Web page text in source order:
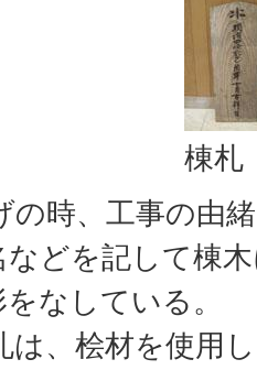
棟札
の時、工事の由
などを記して棟
なしている。
は、桧材を使用